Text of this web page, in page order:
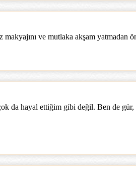
ve mutlaka akşam yatmadan
da hayal ettiğim gibi değil. Ben de